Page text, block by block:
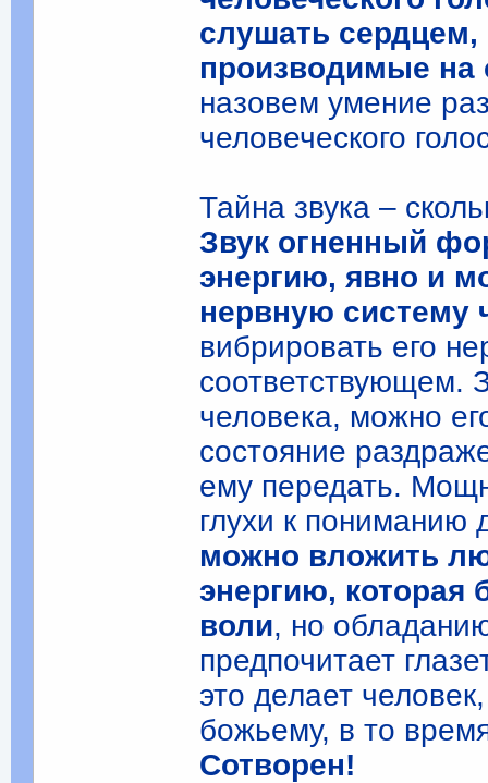
слушать сердцем,
производимые на
назовем умение
человеческого
Тайна звука –
Звук огненный
энергию, явно и
нервную систему
вибрировать его
соответствующем.
человека, можно
состояние
ему передать.
глухи к пониманию
можно вложить
энергию, которая
воли, но
предпочитает
это делает
божьему, в то
Сотворен!